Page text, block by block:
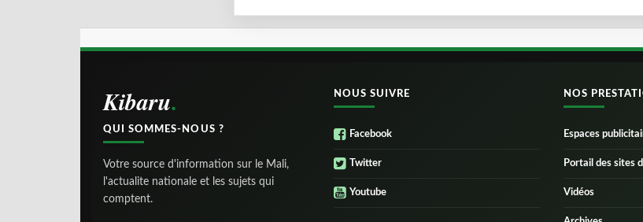
Kibaru
QUI SOMMES-NOUS ?
Votre source d'information sur le Mali,
l'actualite nationale et les sujets qui
comptent.
NOUS SUIVRE
Facebook
Twitter
Youtube
NOS
Espaces
Portail des sites
Vidéos